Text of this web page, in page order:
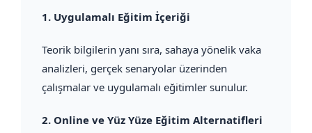
1. Uygulamalı Eğitim İçeriği
Teorik bilgilerin yanı sıra, sahaya yönelik vaka
analizleri, gerçek senaryolar üzerinden
çalışmalar ve uygulamalı eğitimler sunulur.
2. Online ve Yüz Yüze Eğitim Alternatifleri